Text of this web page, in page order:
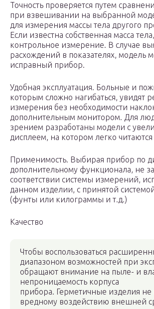
Точность проверяется путем
при взвешивании на выбранной
для измерения массы тела другого
Если известна собственная масса
контрольное измерение. В случае
расхождений в показателях, модель
исправный прибор.
Удобная эксплуатация. Больные и
которым сложно нагибаться, увидят
измерения без необходимости
дополнительным монитором. Для
зрением разработаны модели с
дисплеем, на котором легко
Применимость. Выбирая прибор по
дополнительному функционала, не
соответствии системы измерений,
данном изделии, с принятой
(фунты или килограммы и т.д.)
Качество
Чтобы воспользоваться
диапазоном возможностей при
обращают внимание на пыле- и
непроницаемость корпуса
прибора. Герметичные изделия
вредному воздействию внешней